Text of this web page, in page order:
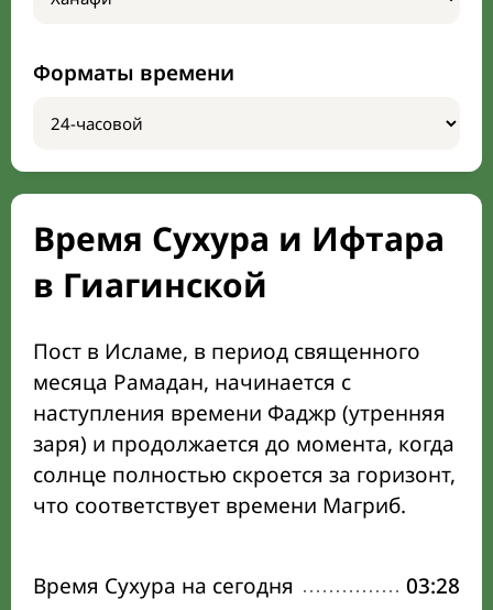
Форматы времени
Время Сухура и Ифтара
в Гиагинской
Пост в Исламе, в период священного
месяца Рамадан, начинается с
наступления времени Фаджр (утренняя
заря) и продолжается до момента, когда
солнце полностью скроется за горизонт,
что соответствует времени Магриб.
Время Сухура на сегодня 03:28